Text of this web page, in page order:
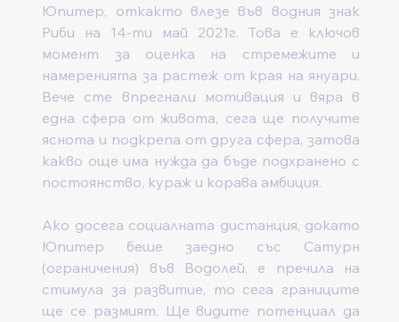
Юпитер, откакто влезе във водния знак
Риби на 14-ти май 2021г. Това е ключов
момент за оценка на стремежите и
намеренията за растеж от края на януари.
Вече сте впрегнали мотивация и вяра в
една сфера от живота, сега ще получите
яснота и подкрепа от друга сфера, затова
какво още има нужда да бъде подхранено с
постоянство, кураж и корава амбиция.
Ако досега социалната дистанция, докато
Юпитер беше заедно със Сатурн
(ограничения) във Водолей, е пречила на
стимула за развитие, то сега границите
ще се размият. Ще видите потенциал да